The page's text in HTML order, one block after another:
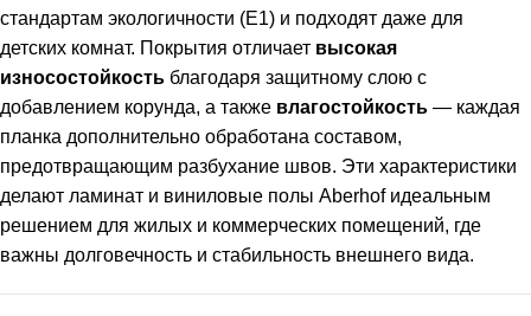
стандартам экологичности (E1) и подходят даже для
детских комнат. Покрытия отличает высокая
износостойкость благодаря защитному слою с
добавлением корунда, а также влагостойкость — каждая
планка дополнительно обработана составом,
предотвращающим разбухание швов. Эти характеристики
делают ламинат и виниловые полы Aberhof идеальным
решением для жилых и коммерческих помещений, где
важны долговечность и стабильность внешнего вида.